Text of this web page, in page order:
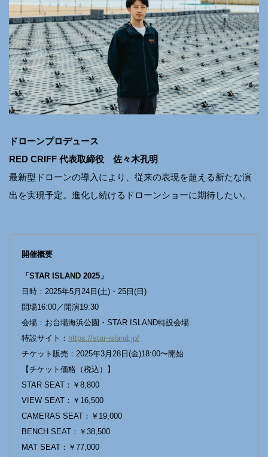
ドローンプロデュース
RED CRIFF 代表取締役 佐々木孔明
最新型ドローンの導入により、従来の表現を超える新たな演
出を実現予定。進化し続けるドローンショーに期待したい。
開催概要
「STAR ISLAND 2025」
日時：2025年5月24日(土)・25日(日)
開場16:00／開演19:30
会場：お台場海浜公園・STAR ISLAND特設会場
特設サイト： https://star-island.jp/
チケット販売：2025年3月28日(金)18:00〜開始
【チケット価格（税込）】
STAR SEAT：￥8,800
VIEW SEAT：￥16,500
CAMERAS SEAT：￥19,000
BENCH SEAT：￥38,500
MAT SEAT：￥77,000